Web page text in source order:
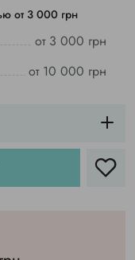
от 3 000 грн
от 3 000 грн
от 10 000 грн